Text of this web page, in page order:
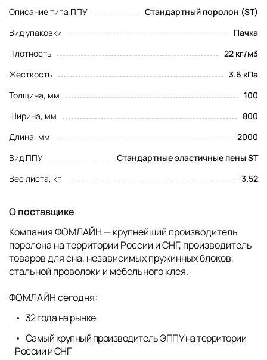
Описание типа ППУ
Стандартный поролон (ST)
Вид упаковки
Пачка
Плотность
22 кг/м3
Жесткость
3.6 кПа
Толщина, мм
100
Ширина, мм
800
Длина, мм
2000
Вид ППУ
Стандартные эластичные пены ST
Вес листа, кг
3.52
О поставщике
Компания ФОМЛАЙН — крупнейший производитель
поролона на территории России и СНГ, производитель
товаров для сна, независимых пружинных блоков,
стальной проволоки и мебельного клея.
ФОМЛАЙН сегодня:
32 года на рынке
Самый крупный производитель ЭППУ на территории
России и СНГ